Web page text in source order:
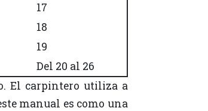
17
18
19
Del 20 al 26
manual es como una